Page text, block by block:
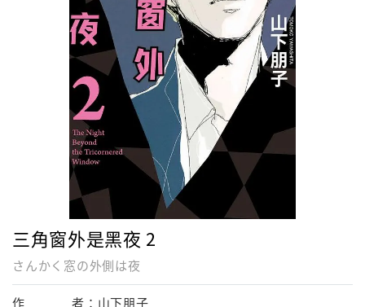
三角窗外是黑夜 2
さんかく窓の外側は夜
作 者： 山下朋子